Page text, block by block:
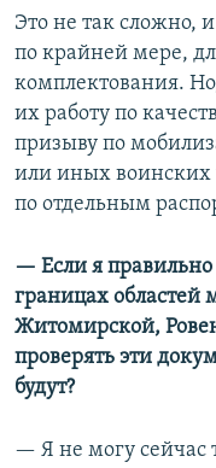
Это не так сложно,
по крайней мере,
комплектования.
их работу по
призыву по
или иных воинских
по отдельным
— Если я
границах областей
Житомирской,
проверять эти
будут?
— Я не могу сейчас